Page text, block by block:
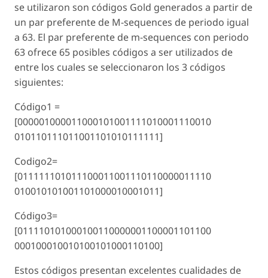
se utilizaron son códigos Gold generados a partir de
un par preferente de M-sequences de periodo igual
a 63. El par preferente de m-sequences con periodo
63 ofrece 65 posibles códigos a ser utilizados de
entre los cuales se seleccionaron los 3 códigos
siguientes:
Código1 =
[000001000011000101001111010001110010
010110111011001101010111111]
Codigo2=
[011111101011100011001110110000011110
010010101001101000010001011]
Código3=
[011110101000100110000001100001101100
000100010010100101000110100]
Estos códigos presentan excelentes cualidades de